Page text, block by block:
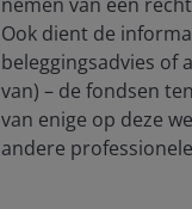
Ook dient de
beleggingsadvies of
van) – de fondsen
van enige op deze
andere